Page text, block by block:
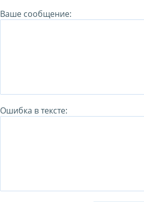
Ваше сообщение:
Ошибка в тексте: